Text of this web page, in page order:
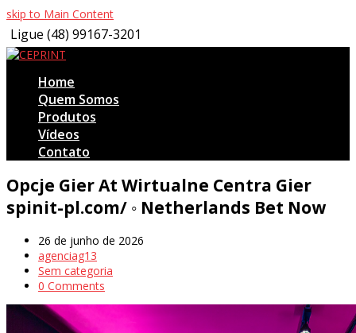
skip to Main Content
Ligue (48) 99167-3201
Home
Quem Somos
Produtos
Vídeos
Contato
Open
Mobile
Menu
Opcje Gier At Wirtualne Centra Gier
spinit-pl.com/ ◦ Netherlands Bet Now
26 de junho de 2026
agenciag13
Sem categoria
0 Comments